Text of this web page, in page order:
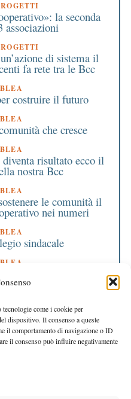
come i cookie per
dispositivo. Il consenso a queste
il comportamento di navigazione o ID
il consenso può influire negativamente
la seconda
associazioni
di sistema il
fa rete tra le Bcc
costruire il futuro
che cresce
risultato ecco il
nostra Bcc
le comunità il
nei numeri
sindacale
e 2 milioni
riconoscibili
insieme